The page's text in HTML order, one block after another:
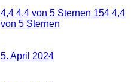
4,4 4,4 von 5 Sternen 154 4,4
von 5 Sternen
5. April 2024